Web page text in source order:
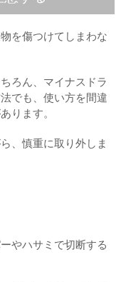
を傷つけてしまわな
ろん、マイナスドラ
でも、使い方を間違
ります。
、慎重に取り外しま
やハサミで切断する